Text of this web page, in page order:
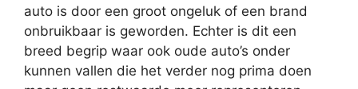
auto is door een groot ongeluk of een brand
onbruikbaar is geworden. Echter is dit een
breed begrip waar ook oude auto’s onder
kunnen vallen die het verder nog prima doen